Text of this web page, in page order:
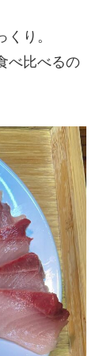
り。
べ比べるの